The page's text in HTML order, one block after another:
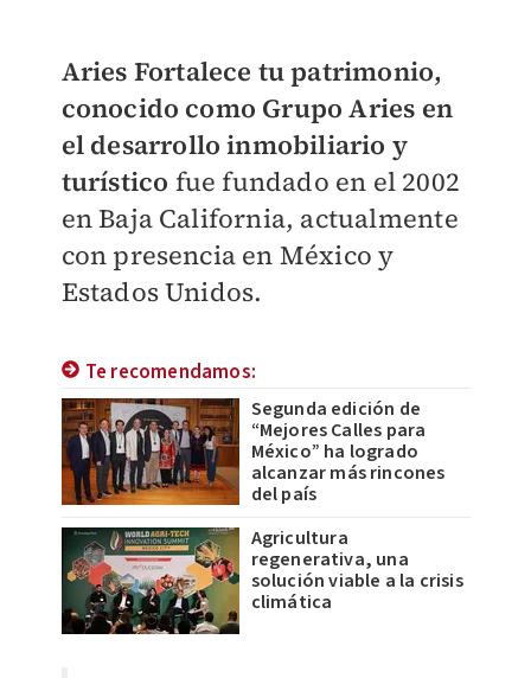
Aries Fortalece tu patrimonio,
conocido como Grupo Aries en
el desarrollo inmobiliario y
turístico fue fundado en el 2002
en Baja California, actualmente
con presencia en México y
Estados Unidos.
Te recomendamos:
Segunda edición de
“Mejores Calles para
México” ha logrado
alcanzar más rincones
del país
Agricultura
regenerativa, una
solución viable a la crisis
climática